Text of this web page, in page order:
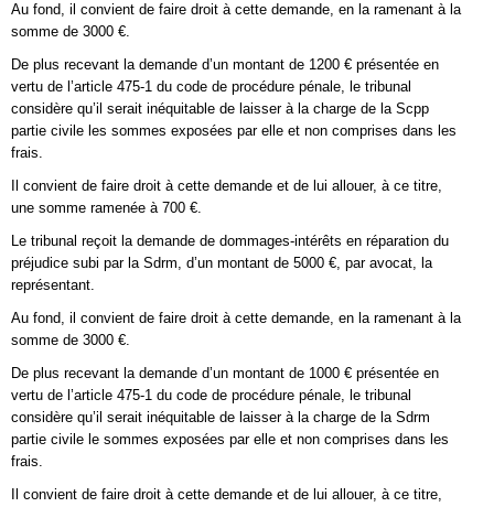
Au fond, il convient de faire droit à cette demande, en la ramenant à la
somme de 3000 €.
De plus recevant la demande d’un montant de 1200 € présentée en
vertu de l’article 475-1 du code de procédure pénale, le tribunal
considère qu’il serait inéquitable de laisser à la charge de la Scpp
partie civile les sommes exposées par elle et non comprises dans les
frais.
Il convient de faire droit à cette demande et de lui allouer, à ce titre,
une somme ramenée à 700 €.
Le tribunal reçoit la demande de dommages-intérêts en réparation du
préjudice subi par la Sdrm, d’un montant de 5000 €, par avocat, la
représentant.
Au fond, il convient de faire droit à cette demande, en la ramenant à la
somme de 3000 €.
De plus recevant la demande d’un montant de 1000 € présentée en
vertu de l’article 475-1 du code de procédure pénale, le tribunal
considère qu’il serait inéquitable de laisser à la charge de la Sdrm
partie civile le sommes exposées par elle et non comprises dans les
frais.
Il convient de faire droit à cette demande et de lui allouer, à ce titre,